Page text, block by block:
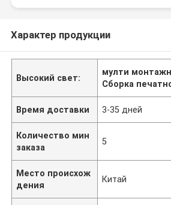
Характер продукции
Высокий свет:
мулти
Сборка
Время доставки 3-35 дней
Количество мин
заказа
5
Место происхож
дения
Китай